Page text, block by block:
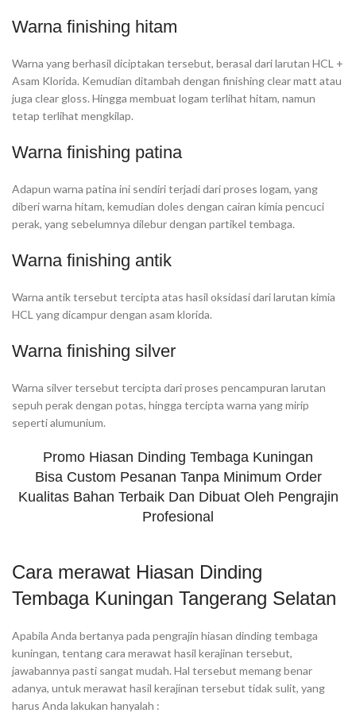
Warna finishing hitam
Warna yang berhasil diciptakan tersebut, berasal dari larutan HCL +
Asam Klorida. Kemudian ditambah dengan finishing clear matt atau
juga clear gloss. Hingga membuat logam terlihat hitam, namun
tetap terlihat mengkilap.
Warna finishing patina
Adapun warna patina ini sendiri terjadi dari proses logam, yang
diberi warna hitam, kemudian doles dengan cairan kimia pencuci
perak, yang sebelumnya dilebur dengan partikel tembaga.
Warna finishing antik
Warna antik tersebut tercipta atas hasil oksidasi dari larutan kimia
HCL yang dicampur dengan asam klorida.
Warna finishing silver
Warna silver tersebut tercipta dari proses pencampuran larutan
sepuh perak dengan potas, hingga tercipta warna yang mirip
seperti alumunium.
Promo Hiasan Dinding Tembaga Kuningan
Bisa Custom Pesanan Tanpa Minimum Order
Kualitas Bahan Terbaik Dan Dibuat Oleh Pengrajin
Profesional
Cara merawat Hiasan Dinding
Tembaga Kuningan Tangerang Selatan
Apabila Anda bertanya pada pengrajin hiasan dinding tembaga
kuningan, tentang cara merawat hasil kerajinan tersebut,
jawabannya pasti sangat mudah. Hal tersebut memang benar
adanya, untuk merawat hasil kerajinan tersebut tidak sulit, yang
harus Anda lakukan hanyalah :